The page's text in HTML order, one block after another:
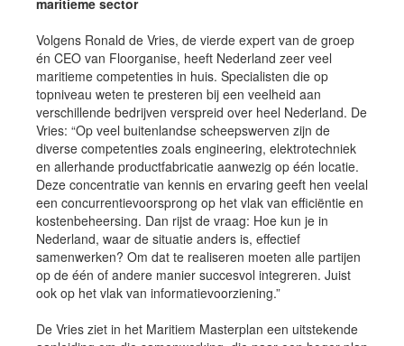
maritieme sector
Volgens Ronald de Vries, de vierde expert van de groep
én CEO van Floorganise, heeft Nederland zeer veel
maritieme competenties in huis. Specialisten die op
topniveau weten te presteren bij een veelheid aan
verschillende bedrijven verspreid over heel Nederland. De
Vries: “Op veel buitenlandse scheepswerven zijn de
diverse competenties zoals engineering, elektrotechniek
en allerhande productfabricatie aanwezig op één locatie.
Deze concentratie van kennis en ervaring geeft hen veelal
een concurrentievoorsprong op het vlak van efficiëntie en
kostenbeheersing. Dan rijst de vraag: Hoe kun je in
Nederland, waar de situatie anders is, effectief
samenwerken? Om dat te realiseren moeten alle partijen
op de één of andere manier succesvol integreren. Juist
ook op het vlak van informatievoorziening.”
De Vries ziet in het Maritiem Masterplan een uitstekende